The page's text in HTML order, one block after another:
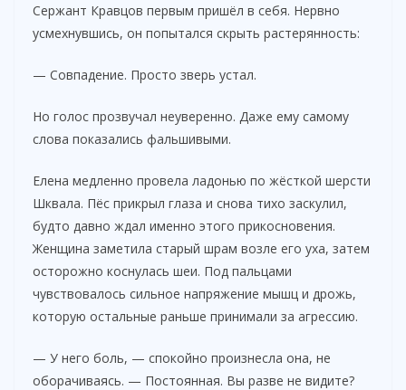
Сержант Кравцов первым пришёл в себя. Нервно
усмехнувшись, он попытался скрыть растерянность:
— Совпадение. Просто зверь устал.
Но голос прозвучал неуверенно. Даже ему самому
слова показались фальшивыми.
Елена медленно провела ладонью по жёсткой шерсти
Шквала. Пёс прикрыл глаза и снова тихо заскулил,
будто давно ждал именно этого прикосновения.
Женщина заметила старый шрам возле его уха, затем
осторожно коснулась шеи. Под пальцами
чувствовалось сильное напряжение мышц и дрожь,
которую остальные раньше принимали за агрессию.
— У него боль, — спокойно произнесла она, не
оборачиваясь. — Постоянная. Вы разве не видите?